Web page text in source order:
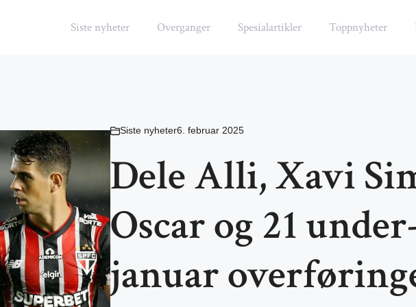
Siste nyheter Overganger Spesialartikler Toppnyheter
Siste nyheter6. februar 2025
Dele Alli, Xavi
Oscar og 21
januar